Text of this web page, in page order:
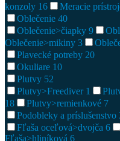
konzoly 16 Meracie
Oblečenie 40
Oblečenie>čiapky 9
Oblečenie>mikiny 3
Plavecké potreby 20
Okuliare 10
Plutvy 52
Plutvy>Freediver 1
18
Plutvy>remienkové 7
Podobleky a príslušenstvo
Fľaša oceľová>dvojča 6
Fľaša>hliníková 6